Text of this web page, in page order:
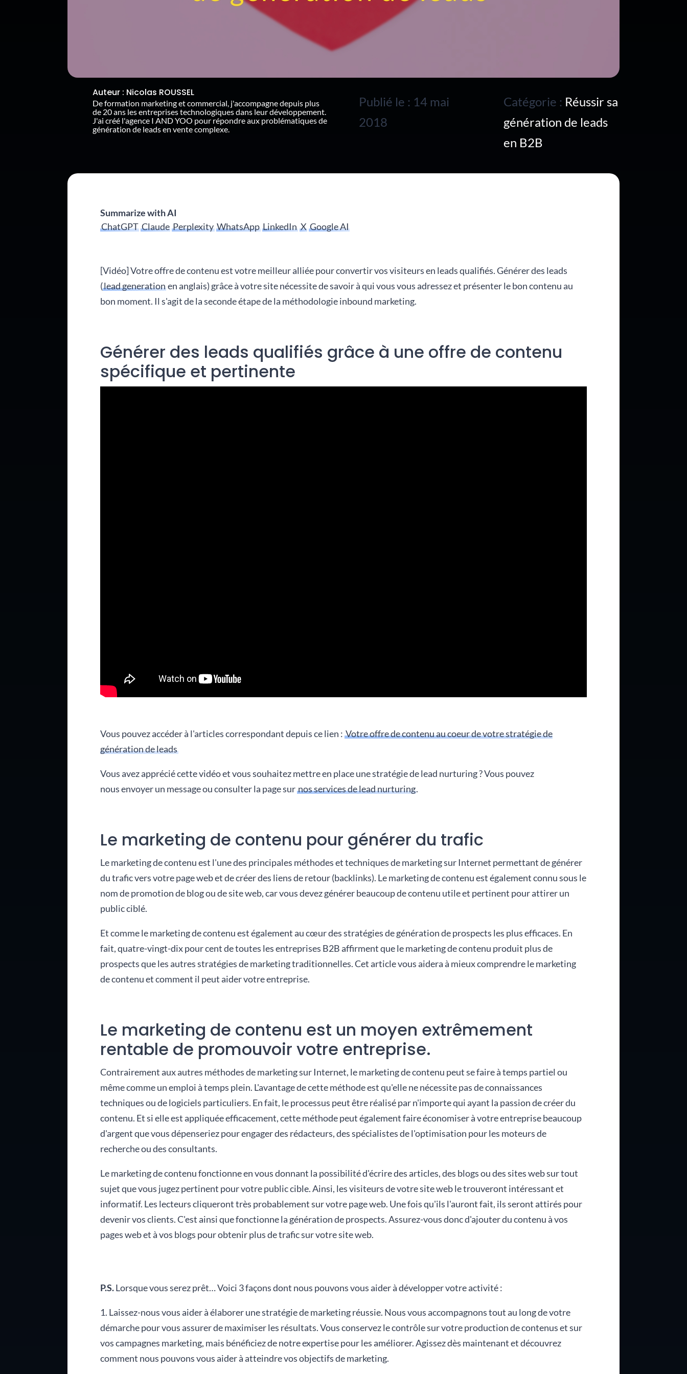
Auteur : Nicolas ROUSSEL
De formation marketing et commercial, j'accompagne depuis plus
de 20 ans les entreprises technologiques dans leur développement.
J'ai créé l'agence I AND YOO pour répondre aux problématiques de
génération de leads en vente complexe.
Publié le : 14 mai
2018
Catégorie : Réussir sa
génération de leads
en B2B
Summarize with AI
ChatGPT Claude Perplexity WhatsApp LinkedIn X Google AI
[Vidéo] Votre offre de contenu est votre meilleur alliée pour convertir vos visiteurs en leads qualifiés. Générer des leads
(lead generation en anglais) grâce à votre site nécessite de savoir à qui vous vous adressez et présenter le bon contenu au
bon moment. Il s'agit de la seconde étape de la méthodologie inbound marketing.
Générer des leads qualifiés grâce à une offre de contenu
spécifique et pertinente
Vous pouvez accéder à l'articles correspondant depuis ce lien : Votre offre de contenu au coeur de votre stratégie de
génération de leads
Vous avez apprécié cette vidéo et vous souhaitez mettre en place une stratégie de lead nurturing ? Vous pouvez
nous envoyer un message ou consulter la page sur nos services de lead nurturing.
Le marketing de contenu pour générer du trafic
Le marketing de contenu est l'une des principales méthodes et techniques de marketing sur Internet permettant de générer
du trafic vers votre page web et de créer des liens de retour (backlinks). Le marketing de contenu est également connu sous le
nom de promotion de blog ou de site web, car vous devez générer beaucoup de contenu utile et pertinent pour attirer un
public ciblé.
Et comme le marketing de contenu est également au cœur des stratégies de génération de prospects les plus efficaces. En
fait, quatre-vingt-dix pour cent de toutes les entreprises B2B affirment que le marketing de contenu produit plus de
prospects que les autres stratégies de marketing traditionnelles. Cet article vous aidera à mieux comprendre le marketing
de contenu et comment il peut aider votre entreprise.
Le marketing de contenu est un moyen extrêmement
rentable de promouvoir votre entreprise.
Contrairement aux autres méthodes de marketing sur Internet, le marketing de contenu peut se faire à temps partiel ou
même comme un emploi à temps plein. L'avantage de cette méthode est qu'elle ne nécessite pas de connaissances
techniques ou de logiciels particuliers. En fait, le processus peut être réalisé par n'importe qui ayant la passion de créer du
contenu. Et si elle est appliquée efficacement, cette méthode peut également faire économiser à votre entreprise beaucoup
d'argent que vous dépenseriez pour engager des rédacteurs, des spécialistes de l'optimisation pour les moteurs de
recherche ou des consultants.
Le marketing de contenu fonctionne en vous donnant la possibilité d'écrire des articles, des blogs ou des sites web sur tout
sujet que vous jugez pertinent pour votre public cible. Ainsi, les visiteurs de votre site web le trouveront intéressant et
informatif. Les lecteurs cliqueront très probablement sur votre page web. Une fois qu'ils l'auront fait, ils seront attirés pour
devenir vos clients. C'est ainsi que fonctionne la génération de prospects. Assurez-vous donc d'ajouter du contenu à vos
pages web et à vos blogs pour obtenir plus de trafic sur votre site web.
P.S.Lorsque vous serez prêt… Voici 3 façons dont nous pouvons vous aider à développer votre activité :
1. Laissez-nous vous aider à élaborer une stratégie de marketing réussie. Nous vous accompagnons tout au long de votre
démarche pour vous assurer de maximiser les résultats. Vous conservez le contrôle sur votre production de contenus et sur
vos campagnes marketing, mais bénéficiez de notre expertise pour les améliorer. Agissez dès maintenant et découvrez
comment nous pouvons vous aider à atteindre vos objectifs de marketing.